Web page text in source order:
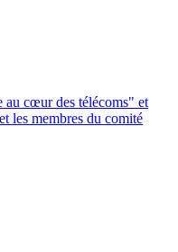
au cœur des télécoms" et
les membres du comité